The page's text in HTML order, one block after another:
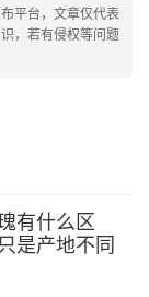
平台，文章仅代表
，若有侵权等问题
有什么区
是产地不同